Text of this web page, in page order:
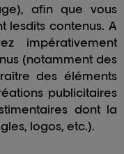
afin que vous
lesdits contenus. A
impérativement
(notamment des
des éléments
publicitaires
dont la
logos, etc.).